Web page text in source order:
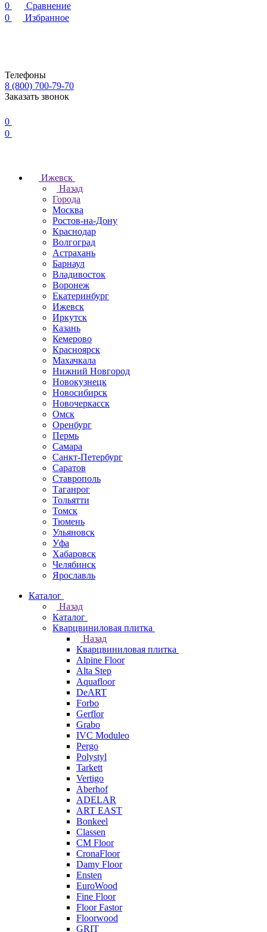
0
Сравнение
0
Избранное
Телефоны
8 (800) 700-79-70
Заказать звонок
0
0
Ижевск
Назад
Города
Москва
Ростов-на-Дону
Краснодар
Волгоград
Астрахань
Барнаул
Владивосток
Воронеж
Екатеринбург
Ижевск
Иркутск
Казань
Кемерово
Красноярск
Махачкала
Нижний Новгород
Новокузнецк
Новосибирск
Новочеркаcск
Омск
Оренбург
Пермь
Самара
Санкт-Петербург
Саратов
Ставрополь
Таганрог
Тольятти
Томск
Тюмень
Ульяновск
Уфа
Хабаровск
Челябинск
Ярославль
Каталог
Назад
Каталог
Кварцвиниловая плитка
Назад
Кварцвиниловая плитка
Alpine Floor
Alta Step
Aquafloor
DeART
Forbo
Gerflor
Grabo
IVC Moduleo
Pergo
Polystyl
Tarkett
Vertigo
Aberhof
ADELAR
ART EAST
Bonkeel
Classen
CM Floor
CronaFloor
Damy Floor
Ensten
EuroWood
Fine Floor
Floor Fastor
Floorwood
GRIT